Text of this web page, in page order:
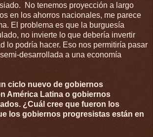
No tenemos proyección a largo
en los ahorros nacionales, me parece
El problema es que la burguesía
no invierte lo que debería invertir
lo podría hacer. Eso nos permitiría pasar
desarrollada a una economía
ciclo nuevo de gobiernos
América Latina o gobiernos
¿Cuál cree que fueron los
los gobiernos progresistas están en